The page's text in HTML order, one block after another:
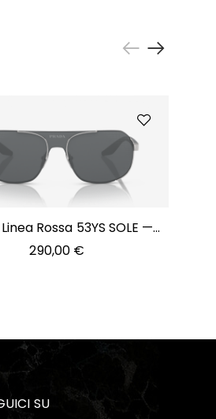
Rossa 53YS SOLE —
1BC07U
290,00 €
SU